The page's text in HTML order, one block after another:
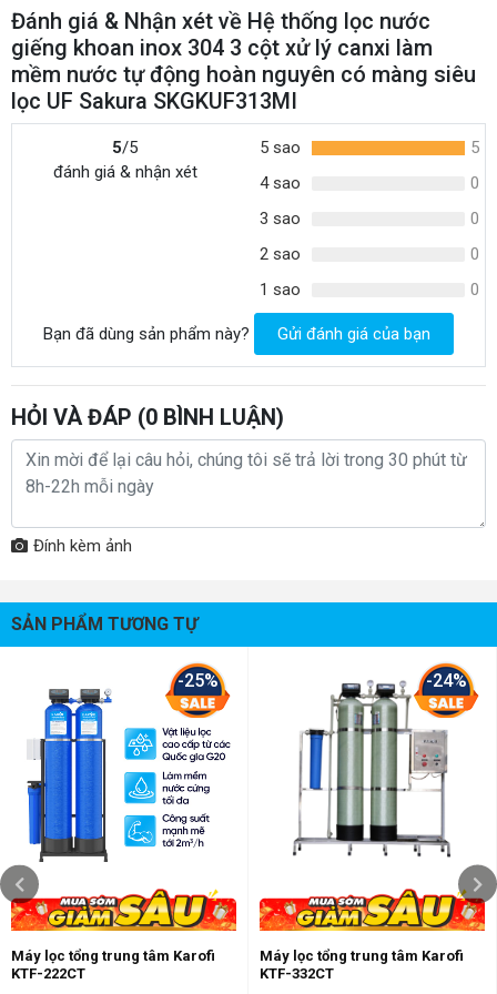
tự động hoàn nguyên có màng siêu lọc UF
Sakura SKGKUF313MI
Mã sản phẩm
SKGKUF313MI
Thương hiệu
Sakura
3 cột inox
1 cột lọc UF
Áp suất nước
cấp phù hợp
20 - 125 PSI
Cơ chế sục rửa
Autovan
Tủ điện điều
khiển hệ thống
Có
hoàn nguyên
Có
Áp suất hoạt
động
động
Kích thước
Kích thước cột lọc nước: Loại cột inox 1054
+ Đường kính: 250mm
+ Chiều cao cả van: 1400mm
- Kích thước màng UF
+ Đường kính: 150mm
+ Chiều cao: 620mm
- Kích thước cột oxy kết tủa sắt
+ Đường kính: 400mm
- Kích thước sản phẩm
+ Chiều dài: 2740mm
+ Chiều rộng: 300mm
+ Chiều cao: 1650mm
Đánh giá & Nhận xét về Hệ thống lọc nước
giếng khoan inox 304 3 cột xử lý canxi làm
mềm nước tự động hoàn nguyên có màng siêu
lọc UF Sakura SKGKUF313MI
5/5
đánh giá & nhận xét
5 sao
5
4 sao
0
3 sao
0
2 sao
0
1 sao
0
Bạn đã dùng sản phẩm này? Gửi đánh giá của bạn
HỎI VÀ ĐÁP (0 BÌNH LUẬN)
Đính kèm ảnh
SẢN PHẨM TƯƠNG TỰ
-25%
Máy lọc tổng trung tâm Karofi
KTF-222CT
-24%
Máy lọc tổng trung tâm Karofi
KTF-332CT